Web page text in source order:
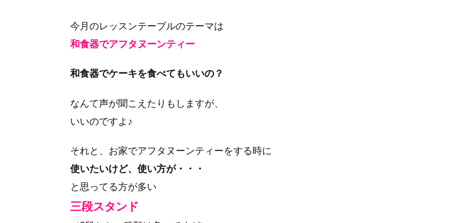
今月のレッスンテーブルのテーマは
和食器でアフタヌーンティー
和食器でケーキを食べてもいいの？
なんて声が聞こえたりもしますが、
いいのですよ♪
それと、お家でアフタヌーンティーをする時に
使いたいけど、使い方が・・・
と思ってる方が多い
三段スタンド